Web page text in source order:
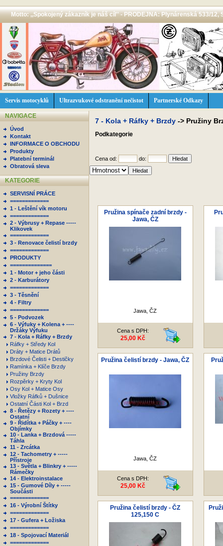
Motto: ,,Spokojený zákazník je náš cíl'' - PRODEJNA: Plynárenská 533/12,
Servis motocyklů Ultrazvukové odstranění nečistot Partnerské Odkazy
NAVIGACE
Úvod
Kontakt
INFORMACE O OBCHODU
Produkty
Platební terminál
Obratová sleva
KATEGORIE
SERVISNÍ PRÁCE
=============
1 - Leštění vík motoru
=============
2 - Výbrusy + Repase -----
Klikovek
=============
3 - Renovace čelistí brzdy
=============
PRODUKTY
==============
1 - Motor + jeho části
2 - Karburátory
=============
3 - Těsnění
4 - Filtry
=============
5 - Podvozek
6 - Výfuky + Kolena + ----
Držáky Výfuku
7 - Kola + Ráfky + Brzdy
Ráfky + Středy Kol
Dráty + Matice Drátů
Brzdové Čelisti + Destičky
Ramínka + Klíče Brzdy
Pružiny Brzdy
Rozpěrky + Kryty Kol
Osy Kol + Matice Osy
Vložky Ráfků + Dušnice
Ostatní Části Kol + Brzd
8 - Řetězy + Rozety + ----
Ostatní
9 - Řidítka + Páčky + ----
Objímky
10 - Lanka + Brzdová -----
Táhla
11 - Zrcátka
12 - Tachometry + -----
Přístroje
13 - Světla + Blinkry + -----
Rámečky
14 - Elektroinstalace
15 - Gumové Díly + -----
Součásti
=============
16 - Výrobní Štítky
=============
17 - Gufera + Ložiska
=============
18 - Spojovací Materiál
=============
7 - Kola + Ráfky + Brzdy -> Pružiny
Podkategorie
Cena od: do:
Pružina spínače zadní brzdy -
Jawa, ČZ
Jawa, ČZ
Cena s DPH:
25,00 Kč
Pružina čelistí brzdy - Jawa, ČZ
Jawa, ČZ
Cena s DPH:
25,00 Kč
Pružina čelistí brzdy - ČZ
125,150 C